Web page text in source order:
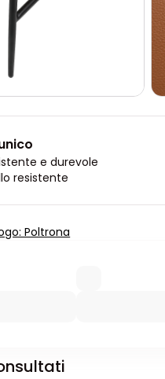
e durevole
resistente
Poltrona